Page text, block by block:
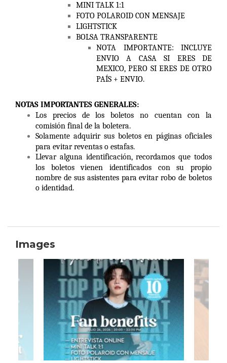
MINI TALK 1:1
FOTO POLAROID CON MENSAJE
LIGHTSTICK
BOLSA TRANSPARENTE
NOTA IMPORTANTE: INCLUYE
ENVIO A CASA SI ERES DE
MEXICO, PERO SI ERES DE OTRO
PAÍS + ENVIO.
NOTAS IMPORTANTES GENERALES:
Los precios de los boletos no cuentan con la
comisión final de la boletera.
Solamente adquirir sus boletos en páginas oficiales
para evitar reventas o estafas.
Llevar alguna identificación, recordamos que todos
los boletos vienen identificados con su propio
nombre de sus asistentes para evitar robo de boletos
o identidad.
Images